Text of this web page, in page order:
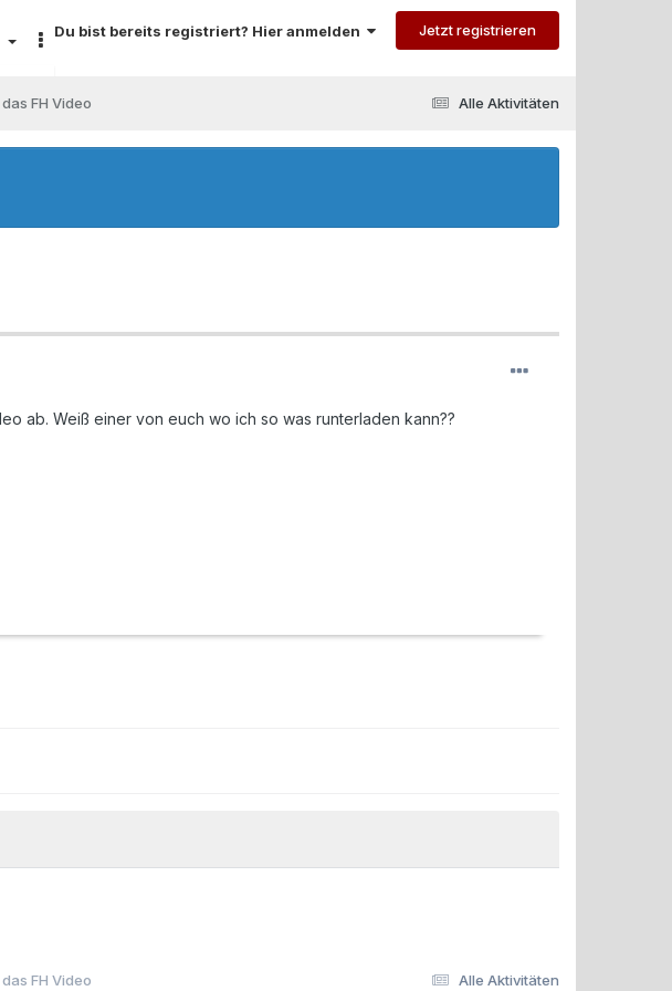
Du bist bereits registriert? Hier anmelden Jetzt registrieren
Alle Aktivitäten
FH Video
ab. Weiß einer von euch wo ich so was runterladen kann??
Alle Aktivitäten
FH Video